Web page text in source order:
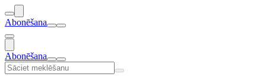
Abonēšana
Abonēšana